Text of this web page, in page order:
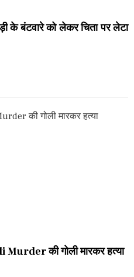
बंटवारे को लेकर चिता पर लेटा
की गोली मारकर हत्या